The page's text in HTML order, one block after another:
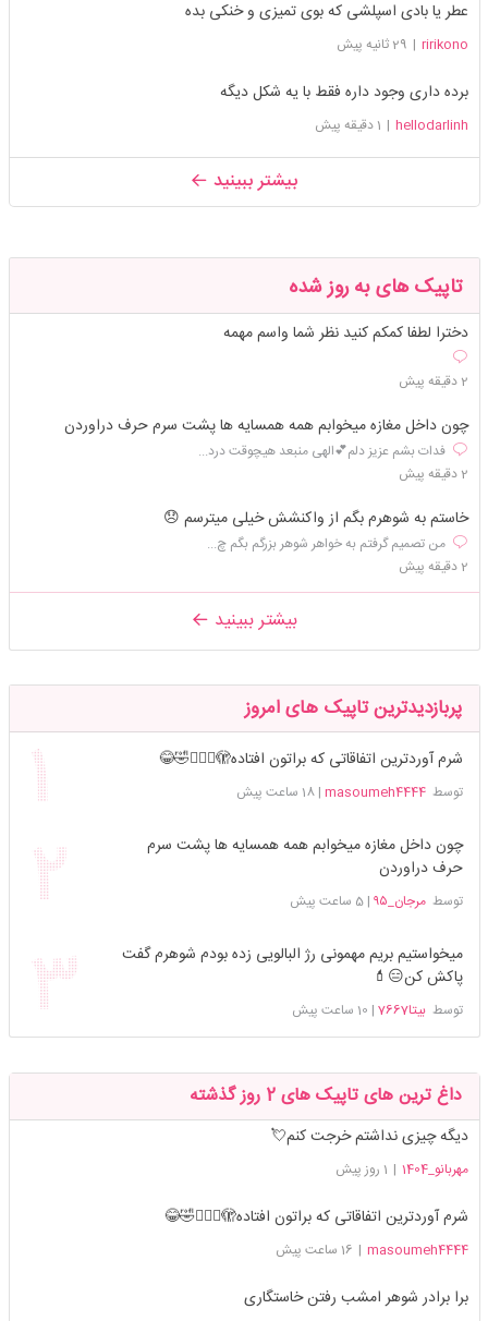
عطر یا بادی اسپلشی که بوی تمیزی و خنکی بده
ririkono
| 29 ثانیه پیش
برده داری وجود داره فقط با یه شکل دیگه
hellodarlinh
| 1 دقیقه پیش
بیشتر ببینید
تاپیک های به روز شده
دخترا لطفا کمکم کنید نظر شما واسم مهمه
2 دقیقه پیش
چون داخل مغازه میخوابم همه همسایه ها پشت سرم حرف دراوردن
فدات بشم عزیز دلم💕الهی منبعد هیچوقت درد...
2 دقیقه پیش
خاستم به شوهرم بگم از واکنشش خیلی میترسم 😞
من تصمیم گرفتم به خواهر شوهر بزرگم بگم چ...
2 دقیقه پیش
بیشتر ببینید
پربازدیدترین تاپیک های امروز
شرم آوردترین اتفاقاتی که براتون افتاده🫣🤦🏻‍♀️🤣😂
توسطmasoumeh4444
|18 ساعت پیش
چون داخل مغازه میخوابم همه همسایه ها پشت سرم
حرف دراوردن
توسطمرجان_۹۵ |5 ساعت پیش
میخواستیم بریم مهمونی رژ البالویی زده بودم شوهرم گفت
پاکش کن😑💄
توسطبیتا7667 | 10 ساعت پیش
داغ ترین های تاپیک های 2 روز گذشته
دیگه چیزی نداشتم خرجت کنم💘
مهربانو_1404 | 1 روز پیش
شرم آوردترین اتفاقاتی که براتون افتاده🫣🤦🏻‍♀️🤣😂
masoumeh4444
| 16 ساعت پیش
برا برادر شوهر امشب رفتن خاستگاری